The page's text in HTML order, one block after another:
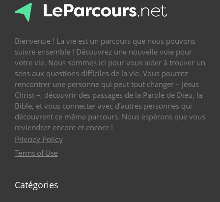
Bienvenue ! La vie est un parcours que nous pouvons
suivre ensemble ! Découvrez une nouvelle voie pour
votre vie. Nous sommes ici pour vous aider à trouver un
sens aux questions difficiles de la vie. Vous pourrez
rencontrer une personne qui peut tout changer – Jésus
Christ –, découvrir des passages de la Parole de Dieu, la
Bible, et vous connecter avec d’autres personnes qui
découvrent ce même parcours. Nous espérons que vous
reviendrez encore et encore !
Privacy Policy
Terms of Use
Catégories